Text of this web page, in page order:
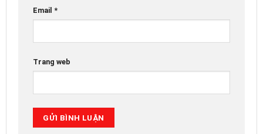
Email *
Trang web